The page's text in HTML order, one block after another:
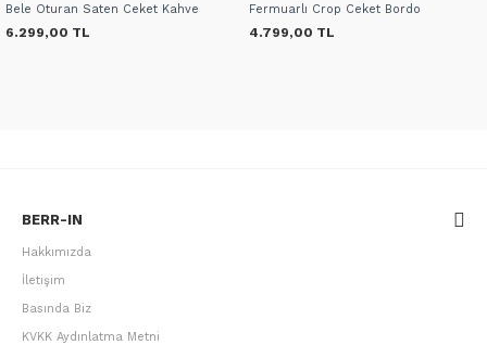
Bele Oturan Saten Ceket Kahve
6.299,00 TL
Fermuarlı Crop Ceket Bordo
4.799,00 TL
BERR-IN
Hakkımızda
İletişim
Basında Biz
KVKK Aydınlatma Metni